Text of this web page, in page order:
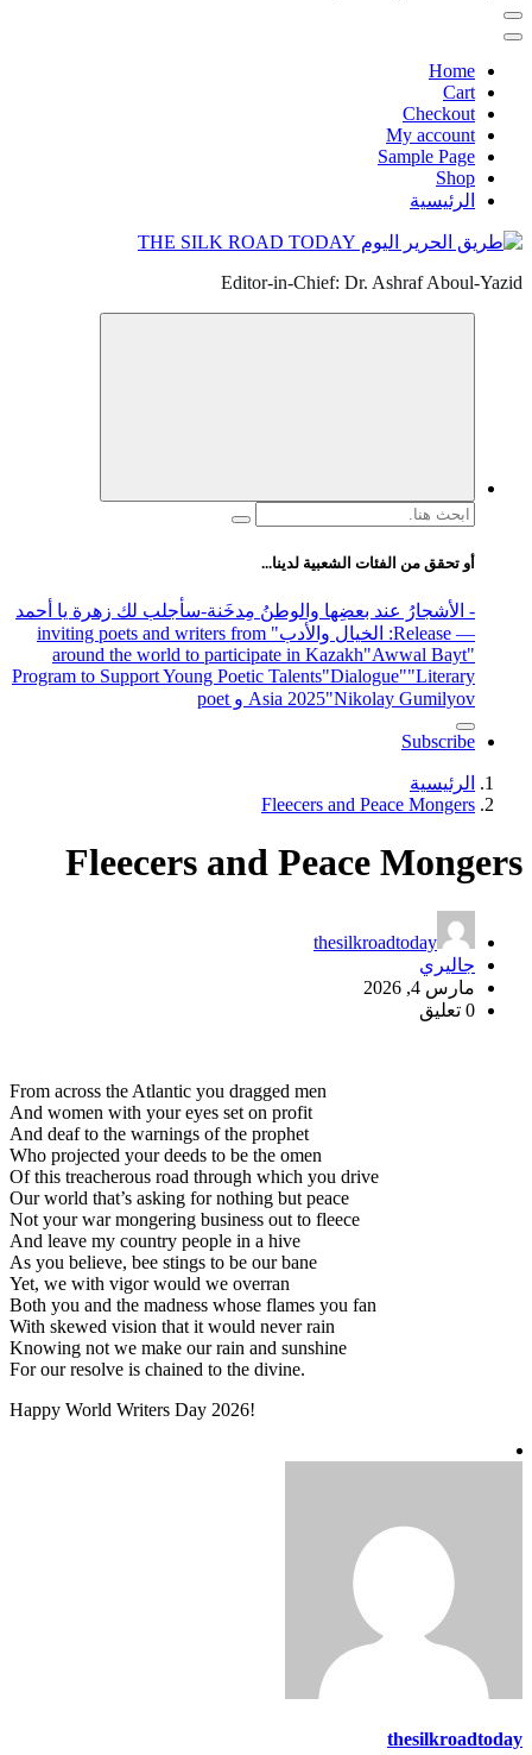
Home
Cart
Checkout
My account
Sample Page
Shop
الرئيسية
Editor-in-Chief: Dr. Ashraf Aboul-Yazid
البحث
أو تحقق من الفئات الشعبية لدينا...
- الأشجارُ عند بعضِها والوطنُ مِدخَنة-سأجلب لك زهرة يا أحمد
— Release
: الخيال والأدب
" inviting poets and writers from
around the world to participate in Kazakh"Awwal Bayt"
Program to Support Young Poetic Talents"Dialogue""Literary
Asia 2025"Nikolay Gumilyov و poet
Subscribe
الرئيسية
Fleecers and Peace Mongers
Fleecers and Peace Mongers
thesilkroadtoday
جاليري
مارس 4, 2026
0 تعليق
From across the Atlantic you dragged men
And women with your eyes set on profit
And deaf to the warnings of the prophet
Who projected your deeds to be the omen
Of this treacherous road through which you drive
Our world that’s asking for nothing but peace
Not your war mongering business out to fleece
And leave my country people in a hive
As you believe, bee stings to be our bane
Yet, we with vigor would we overran
Both you and the madness whose flames you fan
With skewed vision that it would never rain
Knowing not we make our rain and sunshine
For our resolve is chained to the divine.
Happy World Writers Day 2026!
thesilkroadtoday